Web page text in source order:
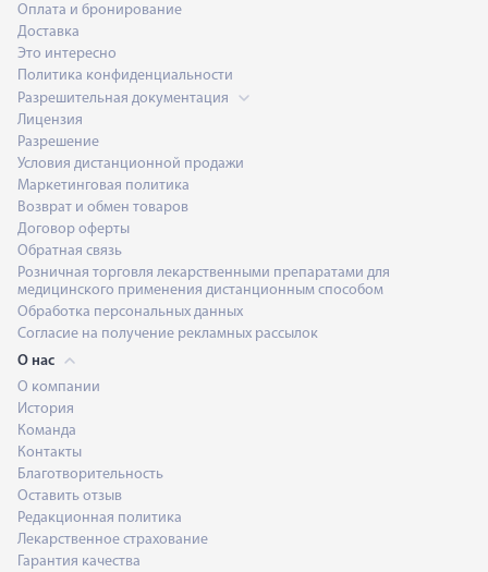
Оплата и бронирование
Доставка
Это интересно
Политика конфиденциальности
Разрешительная документация
Лицензия
Разрешение
Условия дистанционной продажи
Маркетинговая политика
Возврат и обмен товаров
Договор оферты
Обратная связь
Розничная торговля лекарственными препаратами для
медицинского применения дистанционным способом
Обработка персональных данных
Согласие на получение рекламных рассылок
О нас
О компании
История
Команда
Контакты
Благотворительность
Оставить отзыв
Редакционная политика
Лекарственное страхование
Гарантия качества